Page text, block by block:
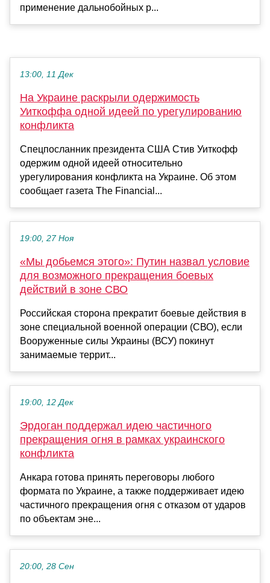
применение дальнобойных р...
13:00, 11 Дек
На Украине раскрыли одержимость
Уиткоффа одной идеей по урегулированию
конфликта
Спецпосланник президента США Стив Уиткофф
одержим одной идеей относительно
урегулирования конфликта на Украине. Об этом
сообщает газета The Financial...
19:00, 27 Ноя
«Мы добьемся этого»: Путин назвал условие
для возможного прекращения боевых
действий в зоне СВО
Российская сторона прекратит боевые действия в
зоне специальной военной операции (СВО), если
Вооруженные силы Украины (ВСУ) покинут
занимаемые террит...
19:00, 12 Дек
Эрдоган поддержал идею частичного
прекращения огня в рамках украинского
конфликта
Анкара готова принять переговоры любого
формата по Украине, а также поддерживает идею
частичного прекращения огня с отказом от ударов
по объектам эне...
20:00, 28 Сен